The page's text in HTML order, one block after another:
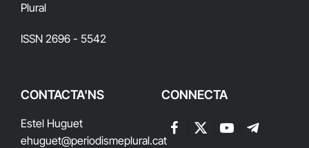
Plural
ISSN 2696 - 5542
CONTACTA'NS
Estel Huguet
ehuguet@periodismeplural.cat
CONNECTA
Facebook
X
YouTubeTelegram